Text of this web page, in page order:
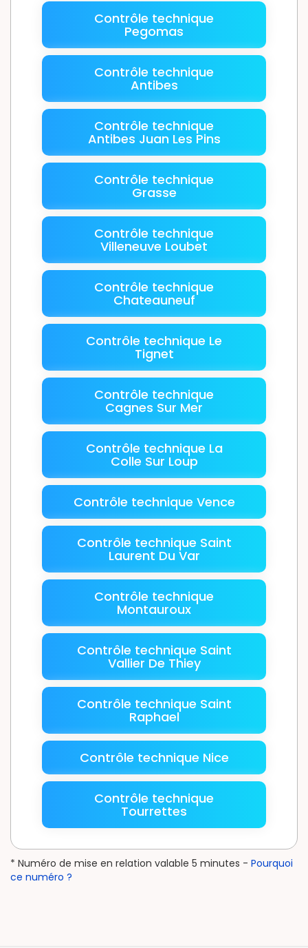
Contrôle technique
Pegomas
Contrôle technique
Antibes
Contrôle technique
Antibes Juan Les Pins
Contrôle technique
Grasse
Contrôle technique
Villeneuve Loubet
Contrôle technique
Chateauneuf
Contrôle technique Le
Tignet
Contrôle technique
Cagnes Sur Mer
Contrôle technique La
Colle Sur Loup
Contrôle technique Vence
Contrôle technique Saint
Laurent Du Var
Contrôle technique
Montauroux
Contrôle technique Saint
Vallier De Thiey
Contrôle technique Saint
Raphael
Contrôle technique Nice
Contrôle technique
Tourrettes
* Numéro de mise en relation valable 5 minutes - Pourquoi
ce numéro ?